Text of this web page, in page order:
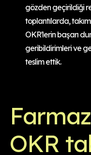
gözden geçirildiği
toplantılarda,
OKR'lerin başarı
geribildirimleri ve
teslim ettik.
OKR